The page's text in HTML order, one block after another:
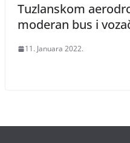
Tuzlanskom
moderan bus i
11. Januara 2022.